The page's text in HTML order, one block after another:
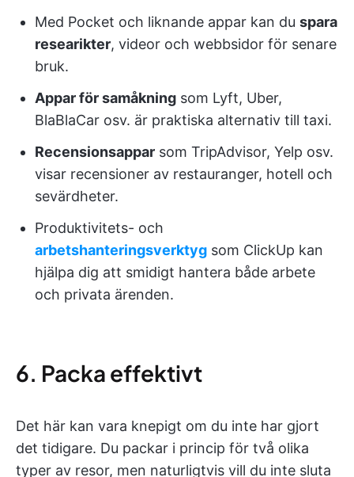
Med Pocket och liknande appar kan du spara
researikter, videor och webbsidor för senare
bruk.
Appar för samåkning som Lyft, Uber,
BlaBlaCar osv. är praktiska alternativ till taxi.
Recensionsappar som TripAdvisor, Yelp osv.
visar recensioner av restauranger, hotell och
sevärdheter.
Produktivitets- och
arbetshanteringsverktyg som ClickUp kan
hjälpa dig att smidigt hantera både arbete
och privata ärenden.
6. Packa effektivt
Det här kan vara knepigt om du inte har gjort
det tidigare. Du packar i princip för två olika
typer av resor, men naturligtvis vill du inte sluta